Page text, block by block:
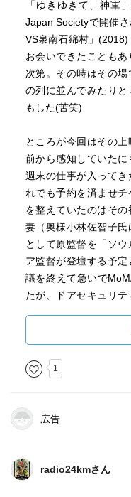
■1980年の昔ながらの
とにかく映像が懐かし
車も古いし、草木が茂
もんみたいな景色が広
女性もみんな昭和の
りで、割烹着をきて
質のきれいな作りも
のドラマ。
その先に自分の子ど
め付けられるような情
EOF
「ゆきゆきて、神軍
Japan Societyで開催
VS泉南石綿村」
お会いできたことも
次第。その時はその
の列に並んでみたり
もした(苦笑)
ところが今回はその
前から感知していたに
週末の仕事が入って
れでも予約を済ませ
を整えていたのはそ
妻（奥様小林佐智子
として原監督を「ソ
ア監督が登壇する予
議を終えて急いで
たが、ドアセキュリ
イケル・ムーア監督
あったが、退出した
に立ち会うことができ
小林プロデューサーの
の硬い、厳しい響き
やまとことばを当て
1
広告
radio24kmさん